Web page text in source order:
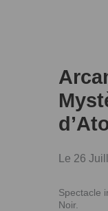
Le 26
Spectacle
Noir.